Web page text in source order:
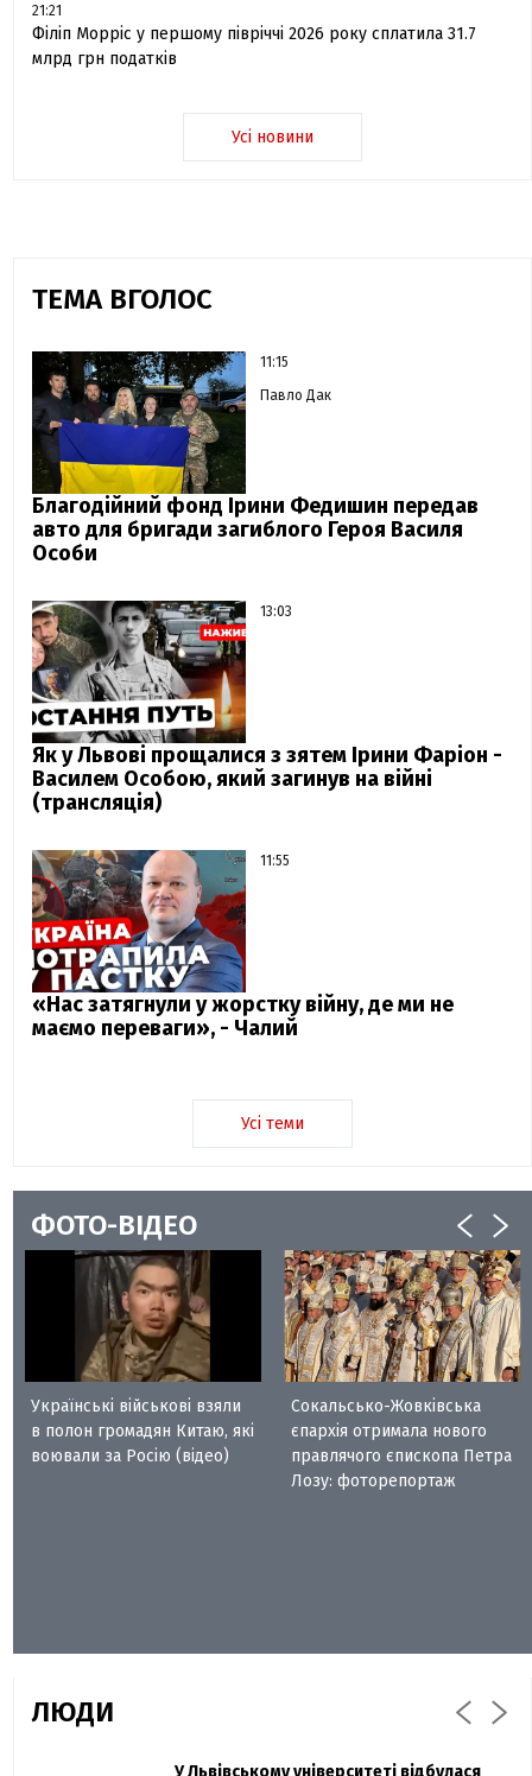
21:21
Філіп Морріс у першому півріччі 2026 року сплатила 31.7
млрд грн податків
Усі новини
ТЕМА ВГОЛОС
11:15
Павло Дак
Благодійний фонд Ірини Федишин передав
авто для бригади загиблого Героя Василя
Особи
13:03
Як у Львові прощалися з зятем Ірини Фаріон -
Василем Особою, який загинув на війні
(трансляція)
11:55
«Нас затягнули у жорстку війну, де ми не
маємо переваги», - Чалий
Усі теми
ФОТО-ВІДЕО
Українські військові взяли
в полон громадян Китаю, які
воювали за Росію (відео)
Сокальсько-Жовківська
єпархія отримала нового
правлячого єпископа Петра
Лозу: фоторепортаж
ЛЮДИ
Захисник "Азовсталі" Діанов вдруге
У Львівському університеті відбулася